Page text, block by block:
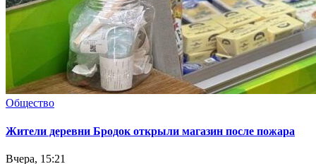
Общество
Жители деревни Бродок открыли магазин после пожара
Вчера, 15:21